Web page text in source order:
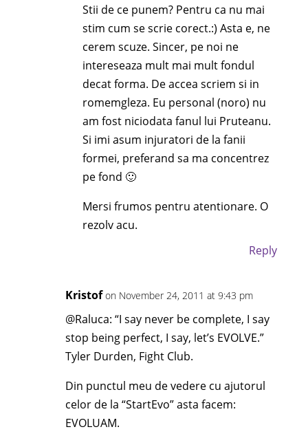
Stii de ce punem? Pentru ca nu mai
stim cum se scrie corect.:) Asta e, ne
cerem scuze. Sincer, pe noi ne
intereseaza mult mai mult fondul
decat forma. De accea scriem si in
romemgleza. Eu personal (noro) nu
am fost niciodata fanul lui Pruteanu.
Si imi asum injuratori de la fanii
formei, preferand sa ma concentrez
pe fond 🙂
Mersi frumos pentru atentionare. O
rezolv acu.
Reply
Kristof on November 24, 2011 at 9:43 pm
@Raluca: “I say never be complete, I say
stop being perfect, I say, let’s EVOLVE.”
Tyler Durden, Fight Club.
Din punctul meu de vedere cu ajutorul
celor de la “StartEvo” asta facem:
EVOLUAM.